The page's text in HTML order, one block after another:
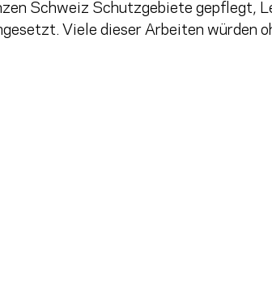
Schweiz Schutzgebiete gepflegt,
Viele dieser Arbeiten würden